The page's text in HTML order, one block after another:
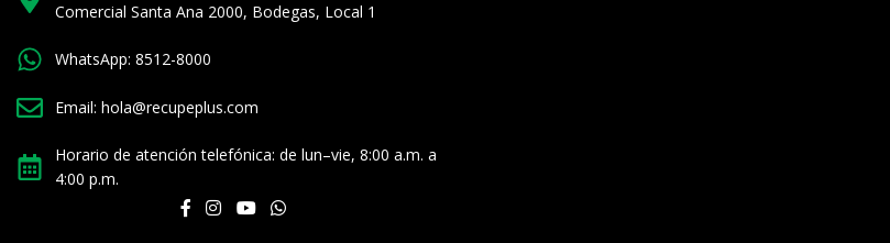
Comercial Santa Ana 2000, Bodegas, Local 1
WhatsApp: 8512-8000
Email: hola@recupeplus.com
Horario de atención telefónica: de lun–vie, 8:00 a.m. a
4:00 p.m.